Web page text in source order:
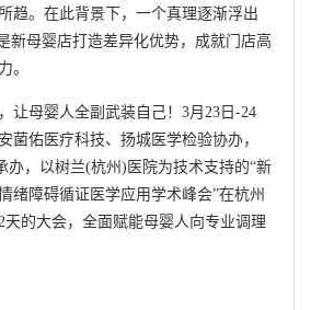
趋。在此背景下，一个真理逐渐浮出
新母婴店打造差异化优势，成就门店高
。
让母婴人全副武装自己！3月23日-24
菌佑医疗科技、扬城医学检验协办，
办，以树兰(杭州)医院为技术支持的“新
绪障碍循证医学应用学术峰会”在杭州
天的大会，全面赋能母婴人向专业调理